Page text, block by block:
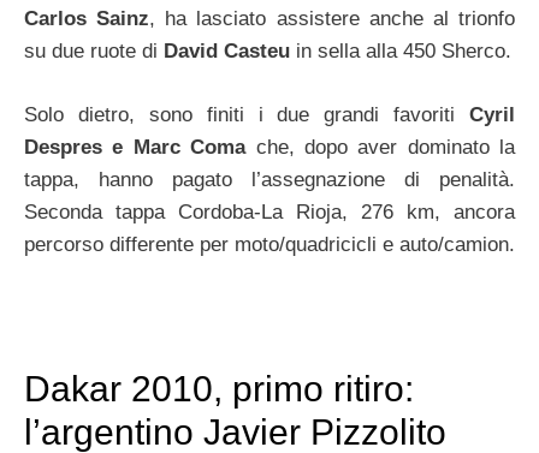
Carlos Sainz, ha lasciato assistere anche al trionfo
su due ruote di David Casteu in sella alla 450 Sherco.
Solo dietro, sono finiti i due grandi favoriti Cyril
Despres e Marc Comache, dopo aver dominato la
tappa, hanno pagato l’assegnazione di penalità.
Seconda tappa Cordoba-La Rioja, 276 km, ancora
percorso differente per moto/quadricicli e auto/camion.
Dakar 2010, primo ritiro:
l’argentino Javier Pizzolito